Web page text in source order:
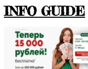
INFO GUIDE